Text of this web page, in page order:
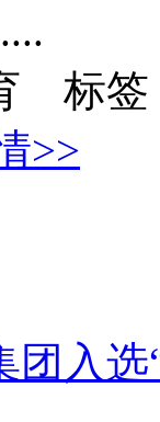
标签
>>
入